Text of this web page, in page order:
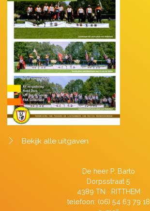
Bekijk alle uitgaven
De heer P. Barto
Dorpsstraat 5
4389 TN RITTHEM
telefoon: (06) 54 63 79 18